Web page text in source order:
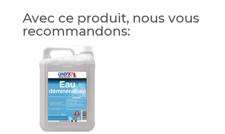
Avec ce produit, nous vous
recommandons: